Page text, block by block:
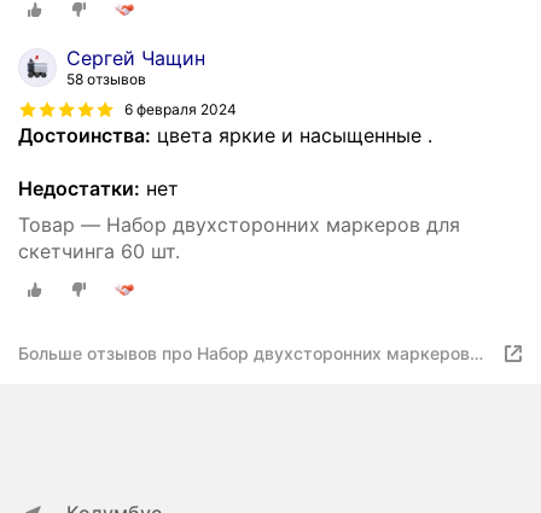
Сергей Чащин
58 отзывов
6 февраля 2024
Достоинства: цвета яркие и насыщенные .
Недостатки: нет
Товар — Набор двухсторонних маркеров для
скетчинга 60 шт.
Больше отзывов про Набор двухсторонних маркеров